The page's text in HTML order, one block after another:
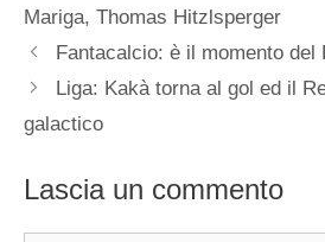
Mariga, Thomas Hitzlsperger
Fantacalcio: è il momento del
Liga: Kakà torna al gol ed il
galactico
Lascia un commento